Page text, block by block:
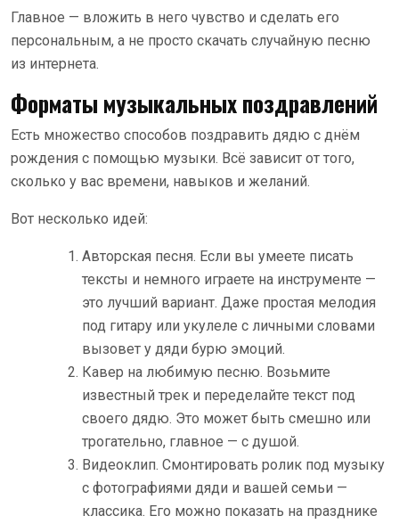
Главное — вложить в него чувство и сделать его
персональным, а не просто скачать случайную песню
из интернета.
Форматы музыкальных поздравлений
Есть множество способов поздравить дядю с днём
рождения с помощью музыки. Всё зависит от того,
сколько у вас времени, навыков и желаний.
Вот несколько идей:
Авторская песня. Если вы умеете писать
тексты и немного играете на инструменте —
это лучший вариант. Даже простая мелодия
под гитару или укулеле с личными словами
вызовет у дяди бурю эмоций.
Кавер на любимую песню. Возьмите
известный трек и переделайте текст под
своего дядю. Это может быть смешно или
трогательно, главное — с душой.
Видеоклип. Смонтировать ролик под музыку
с фотографиями дяди и вашей семьи —
классика. Его можно показать на празднике